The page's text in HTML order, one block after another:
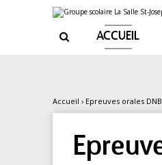
 ACCUEIL
Accueil › Epreuves orales DNB